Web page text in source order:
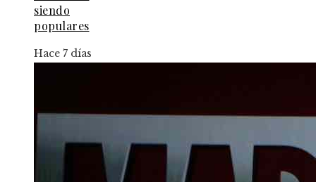
siendo
populares
Hace 7 días